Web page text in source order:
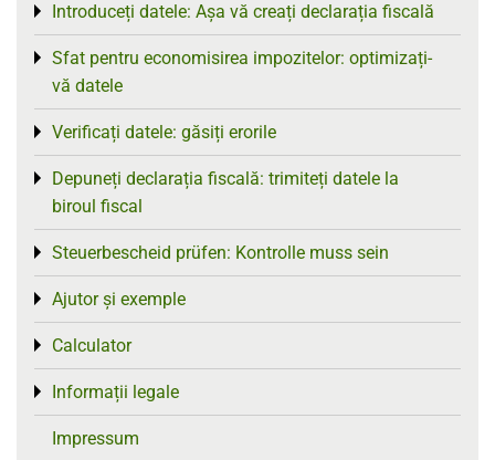
Introduceți datele: Așa vă creați declarația fiscală
Toggle menu
Sfat pentru economisirea impozitelor: optimizați-
vă datele
Toggle menu
Verificați datele: găsiți erorile
Toggle menu
Depuneți declarația fiscală: trimiteți datele la
biroul fiscal
Toggle menu
Steuerbescheid prüfen: Kontrolle muss sein
Toggle menu
Ajutor și exemple
Toggle menu
Calculator
Toggle menu
Informații legale
Toggle menu
Impressum